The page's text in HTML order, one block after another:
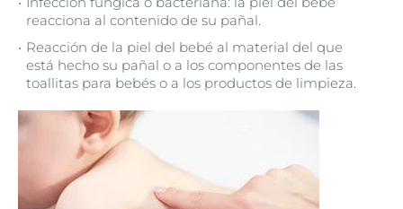
reacciona al contenido de su pañal.
Reacción de la piel del bebé al material del que
está hecho su pañal o a los componentes de las
toallitas para bebés o a los productos de limpieza.